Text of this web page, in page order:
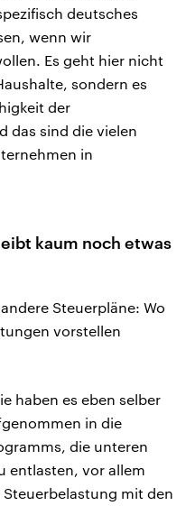
deutsches
wenn wir
Es geht hier nicht
sondern es
der
das sind die vielen
in
kaum noch etwas
Steuerpläne: Wo
vorstellen
haben es eben selber
in die
die unteren
entlasten, vor allem
mit den